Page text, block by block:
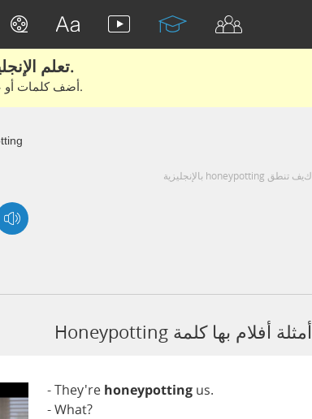
تعلم الإنجليزية الحقيقية من الأفلام والكتب.
أضف كلمات أو عبارات للتعلم والتدريب مع متعلمين آخرين.
كيف تنطق honeypotting بالإنجليزية
أمثلة أفلام بها كلمة Honeypotting
- They're honeypotting us.
-What?